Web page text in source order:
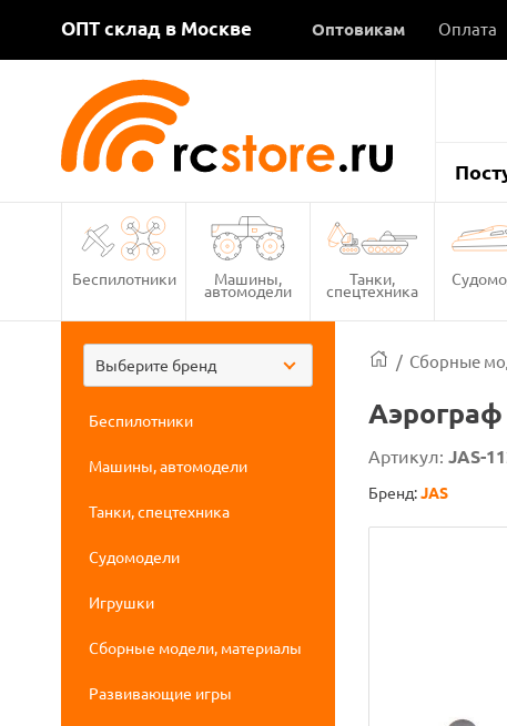
ОПТ склад в Москве Оптовикам Оплата
Беспилотники Машины,
автомодели
Танки,
спецтехника
Выберите бренд
Беспилотники
Машины, автомодели
Танки, спецтехника
Судомодели
Игрушки
Сборные модели, материалы
Развивающие игры
/ Сборные
Аэрограф
Артикул: JAS-
Бренд:JAS